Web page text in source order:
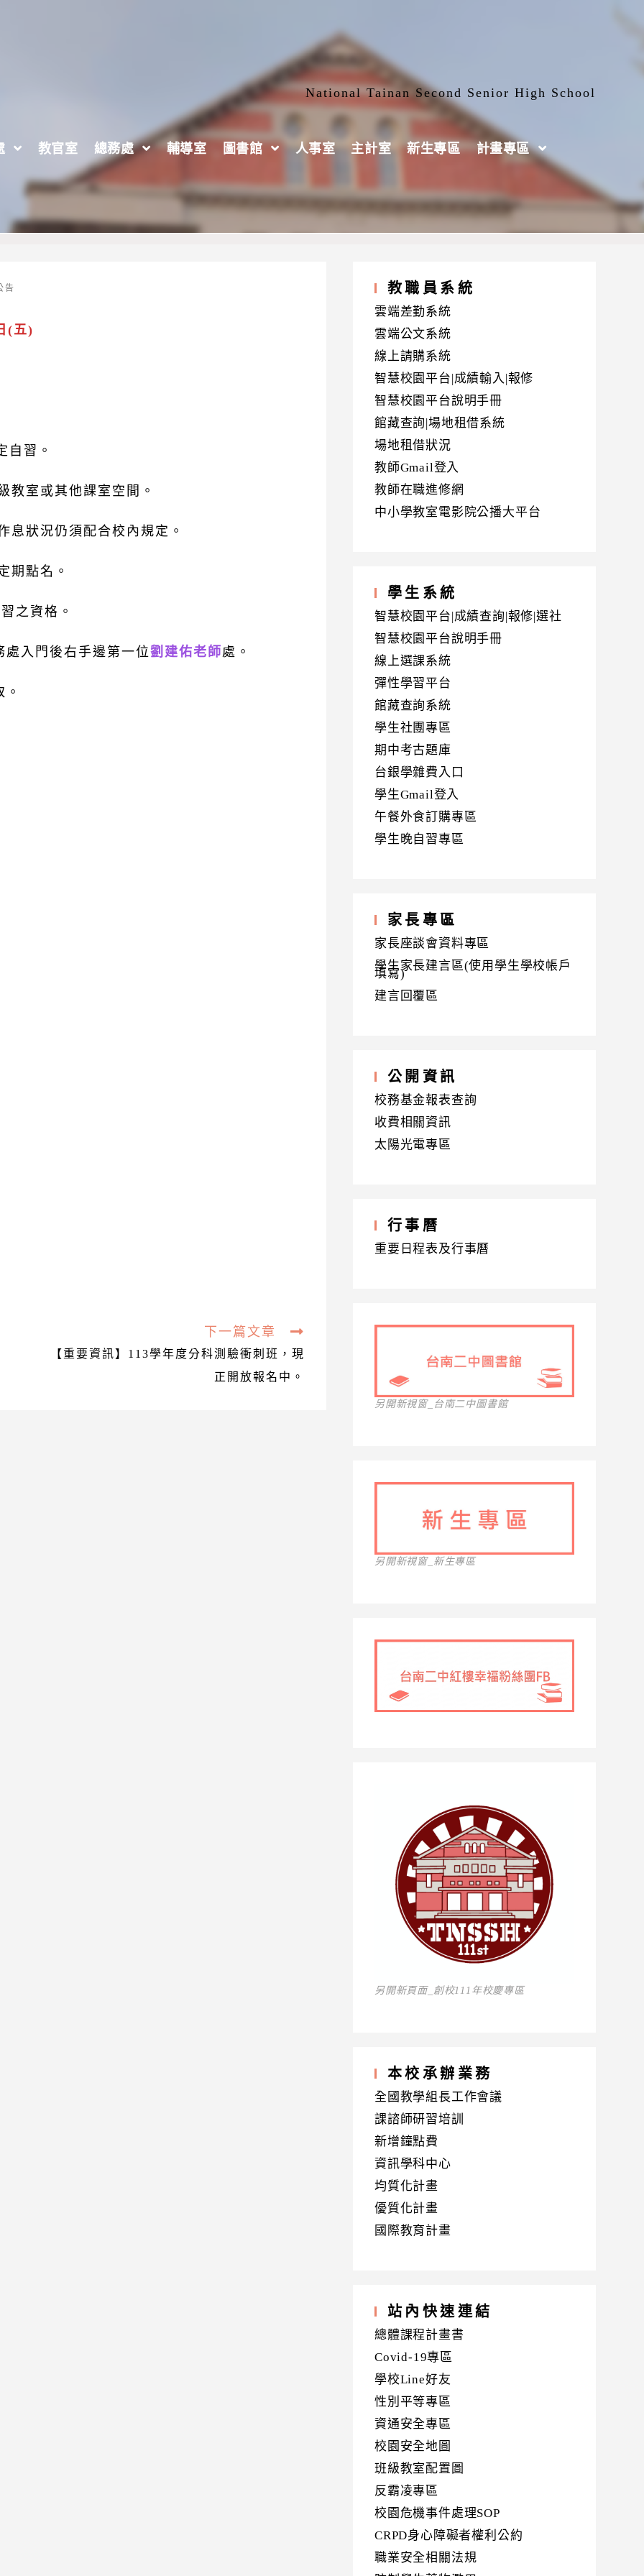
National Tainan Second Senior High School
教官室 總務處 輔導室 圖書館 人事室 主計室 新生專區 計畫專區
館進行自習(詳見內文)
告
(五)
自習。
教室或其他課室空間。
息狀況仍須配合校內規定。
期點名。
之資格。
處入門後右手邊第一位劉建佑老師處。
下一篇文章
【重要資訊】113學年度分科測驗衝刺班，現
正開放報名中。
教職員系統
雲端差勤系統
雲端公文系統
線上請購系統
智慧校園平台|成績輸入|報修
智慧校園平台說明手冊
館藏查詢|場地租借系統
場地租借狀況
教師Gmail登入
教師在職進修網
中小學教室電影院公播大平台
學生系統
智慧校園平台|成績查詢|報修|選社
智慧校園平台說明手冊
線上選課系統
彈性學習平台
館藏查詢系統
學生社團專區
期中考古題庫
台銀學雜費入口
學生Gmail登入
午餐外食訂購專區
學生晚自習專區
家長專區
家長座談會資料專區
學生家長建言區(使用學生學校帳戶
填寫)
建言回覆區
公開資訊
校務基金報表查詢
收費相關資訊
太陽光電專區
行事曆
重要日程表及行事曆
另開新視窗_台南二中圖書館
另開新視窗_新生專區
另開新頁面_創校111年校慶專區
本校承辦業務
全國教學組長工作會議
課諮師研習培訓
新增鐘點費
資訊學科中心
均質化計畫
優質化計畫
國際教育計畫
站內快速連結
總體課程計畫書
Covid-19專區
學校Line好友
性別平等專區
資通安全專區
校園安全地圖
班級教室配置圖
反霸凌專區
校園危機事件處理SOP
CRPD身心障礙者權利公約
職業安全相關法規